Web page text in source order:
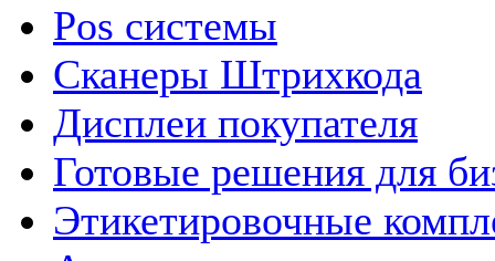
Pos системы
Сканеры Штрихкода
Дисплеи покупателя
Готовые решения для
Этикетировочные